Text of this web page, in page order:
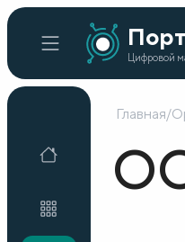
Цифровой
Главная/